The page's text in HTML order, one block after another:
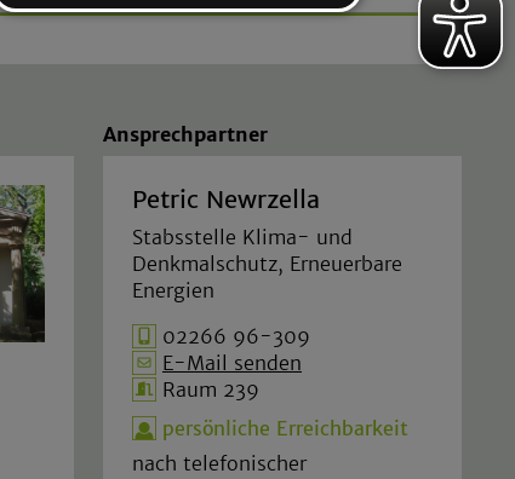
Ansprechpartner
Petric Newrzella
Stabsstelle Klima- und
Denkmalschutz, Erneuerbare
Energien
02266 96-309
E-Mail senden
Raum 239
persönliche Erreichbarkeit
nach telefonischer